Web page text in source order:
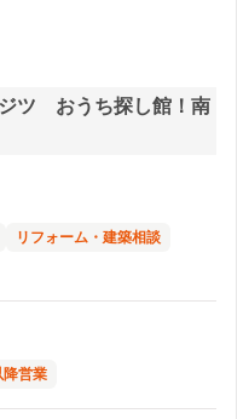
ツ おうち探し館！南
リフォーム・建築相談
営業